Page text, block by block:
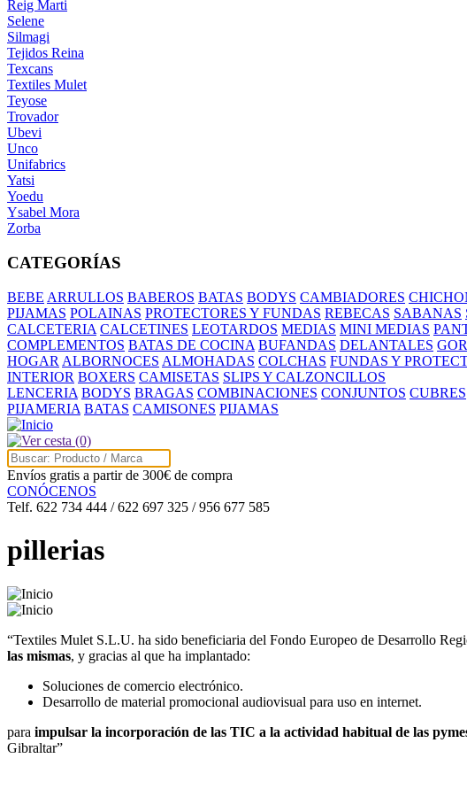
Reig Marti
Selene
Silmagi
Tejidos Reina
Texcans
Textiles Mulet
Teyose
Trovador
Ubevi
Unco
Unifabrics
Yatsi
Yoedu
Ysabel Mora
Zorba
CATEGORÍAS
BEBE ARRULLOS BABEROS BATAS BODYS CAMBIADORES
PIJAMAS POLAINAS PROTECTORES Y FUNDAS REBECAS SABANAS
CALCETERIA CALCETINES LEOTARDOS MEDIAS MINI MEDIAS
COMPLEMENTOS BATAS DE COCINA BUFANDAS DELANTALES
HOGAR ALBORNOCES ALMOHADAS COLCHAS FUNDAS Y
INTERIOR BOXERS CAMISETAS SLIPS Y CALZONCILLOS
LENCERIA BODYS BRAGAS COMBINACIONES CONJUNTOS CUBRES
PIJAMERIA BATAS CAMISONES PIJAMAS
(0)
Envíos gratis a partir de 300€ de compra
CONÓCENOS
Telf. 622 734 444 / 622 697 325 / 956 677 585
pillerias
“Textiles Mulet S.L.U. ha sido beneficiaria del Fondo Europeo de Desarrollo
las mismas, y gracias al que ha implantado:
Soluciones de comercio electrónico.
Desarrollo de material promocional audiovisual para uso en internet.
para impulsar la incorporación de las TIC a la actividad habitual de las
Gibraltar”